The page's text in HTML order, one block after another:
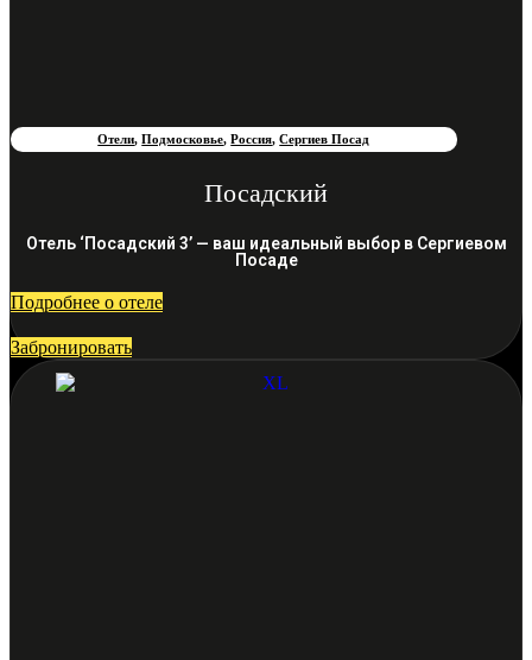
Отели,Подмосковье,Россия,Сергиев Посад
Посадский
Отель ‘Посадский 3’ — ваш идеальный выбор в Сергиевом
Посаде
Подробнее о отеле
Забронировать